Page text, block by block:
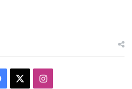
Facebook Instagram